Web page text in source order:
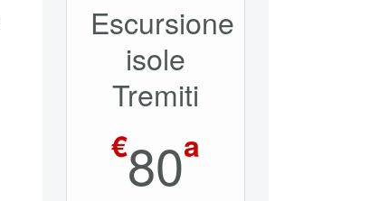
Escursione
isole
Tremiti
€80a